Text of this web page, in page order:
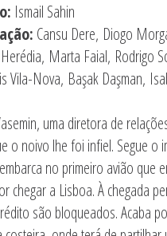
Ismail Sahin
Cansu Dere, Diogo
Marta Faial, Rodrigo
Vila-Nova, Başak Daşman,
uma diretora de
o noivo lhe foi infiel. Segue o
no primeiro avião que
chegar a Lisboa. À chegada
são bloqueados. Acaba